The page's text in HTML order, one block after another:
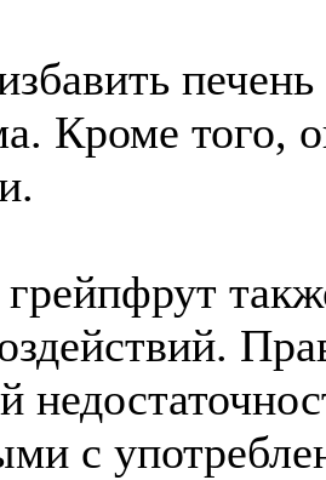
Кроме того,
с